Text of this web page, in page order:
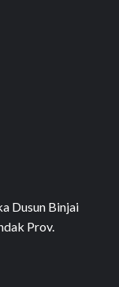
Dusun Binjai
Prov.